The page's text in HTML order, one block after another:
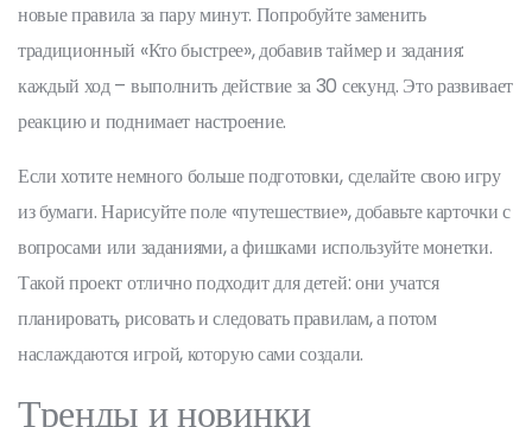
новые правила за пару минут. Попробуйте заменить
традиционный «Кто быстрее», добавив таймер и задания:
каждый ход – выполнить действие за 30 секунд. Это развивает
реакцию и поднимает настроение.
Если хотите немного больше подготовки, сделайте свою игру
из бумаги. Нарисуйте поле «путешествие», добавьте карточки с
вопросами или заданиями, а фишками используйте монетки.
Такой проект отлично подходит для детей: они учатся
планировать, рисовать и следовать правилам, а потом
наслаждаются игрой, которую сами создали.
Тренды и новинки